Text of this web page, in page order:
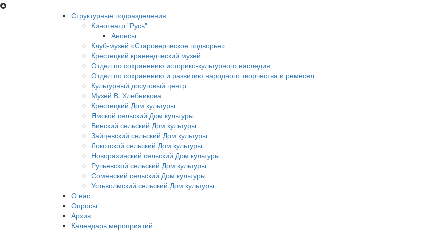
Перейти к основному содержанию
Структурные подразделения
Кинотеатр "Русь"
Анонсы
Клуб-музей «Староверческое подворье»
Крестецкий краеведческий музей
Отдел по сохранению историко-культурного наследия
Отдел по сохранению и развитию народного творчества и ремёсел
Культурный досуговый центр
Музей В. Хлебникова
Крестецкий Дом культуры
Ямской сельский Дом культуры
Винский сельский Дом культуры
Зайцевский сельский Дом культуры
Локотской сельский Дом культуры
Новорахинский сельский Дом культуры
Ручьевской сельский Дом культуры
Сомёнский сельский Дом культуры
Устьволмский сельский Дом культуры
О нас
Опросы
Архив
Календарь мероприятий